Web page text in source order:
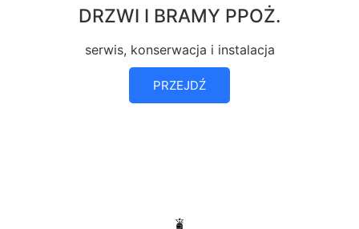
DRZWI I BRAMY PPOŻ.
serwis, konserwacja i instalacja
PRZEJDŹ